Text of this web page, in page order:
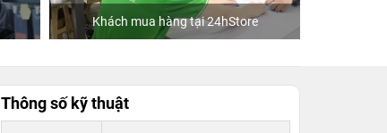
Khách mua hàng tại 24hStore
Thông số kỹ thuật